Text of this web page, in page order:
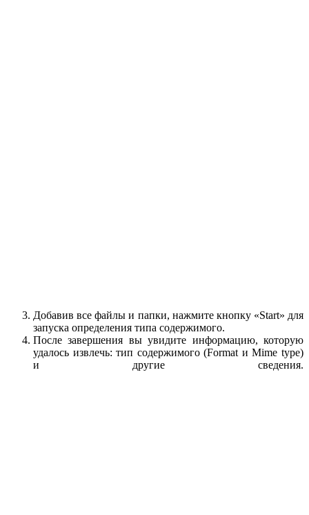
Добавив все файлы и папки, нажмите кнопку «Start» для
запуска определения типа содержимого.
После завершения вы увидите информацию, которую
удалось извлечь: тип содержимого (Format и Mime type)
и другие сведения.